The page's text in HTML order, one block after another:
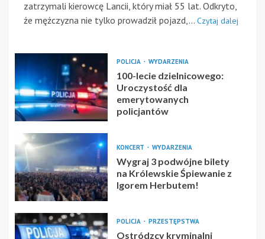
zatrzymali kierowcę Lancii, który miał 55 lat. Odkryto,
że mężczyzna nie tylko prowadził pojazd,... Czytaj dalej
POLICJA WYDARZENIA
100-lecie dzielnicowego:
Uroczystość dla
emerytowanych
policjantów
KONCERT WYDARZENIA
Wygraj 3 podwójne bilety
na Królewskie Śpiewanie z
Igorem Herbutem!
POLICJA PRZESTĘPSTWA
Ostródzcy kryminalni